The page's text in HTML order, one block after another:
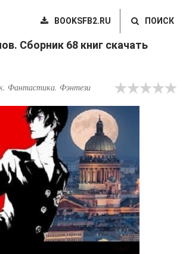
BOOKSFB2.RU ПОИСК
Сборник 68 книг скачать
Фантастика. Фэнтези